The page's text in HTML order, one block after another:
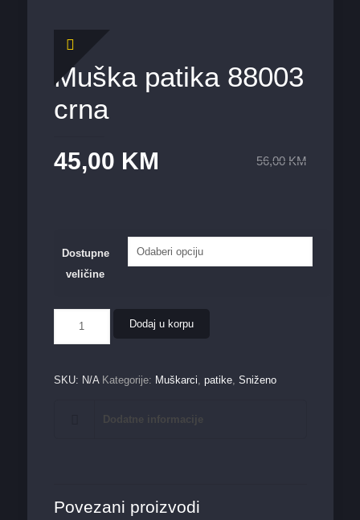
Muška patika 88003
crna
56,00 KM
45,00 KM
Dostupne
veličine
patika
88003
količina
Dodaj u korpu
SKU: N/A Kategorije: Muškarci patike, Sniženo
Dodatne informacije
Povezani proizvodi